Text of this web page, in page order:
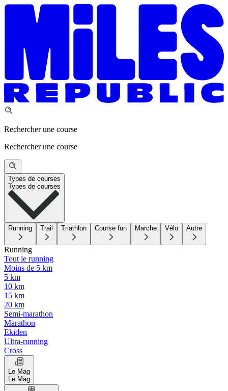
Rechercher une course
Rechercher une course
Types de courses
Types de courses
Running Trail Triathlon Course fun Marche Vélo Autre
Running
Tout le running
Moins de 5 km
5 km
10 km
15 km
20 km
Semi-marathon
Marathon
Ekiden
Ultra-running
Cross
Le Mag
Le Mag